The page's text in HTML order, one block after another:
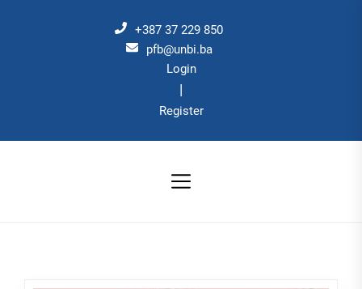
+387 37 229 850
pfb@unbi.ba
Login
|
Register